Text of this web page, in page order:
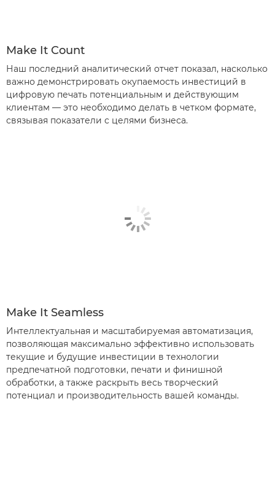
Make It Count
Наш последний аналитический отчет показал, насколько
важно демонстрировать окупаемость инвестиций в
цифровую печать потенциальным и действующим
клиентам — это необходимо делать в четком формате,
связывая показатели с целями бизнеса.
Make It Seamless
Интеллектуальная и масштабируемая автоматизация,
позволяющая максимально эффективно использовать
текущие и будущие инвестиции в технологии
предпечатной подготовки, печати и финишной
обработки, а также раскрыть весь творческий
потенциал и производительность вашей команды.